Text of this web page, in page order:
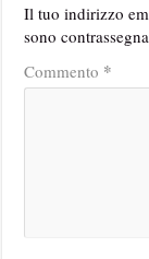
Il tuo indirizzo
sono
Commento *